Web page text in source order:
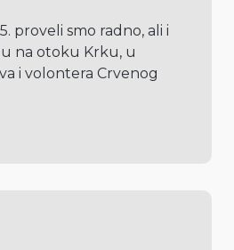
proveli smo radno, ali i
na otoku Krku, u
i volontera Crvenog